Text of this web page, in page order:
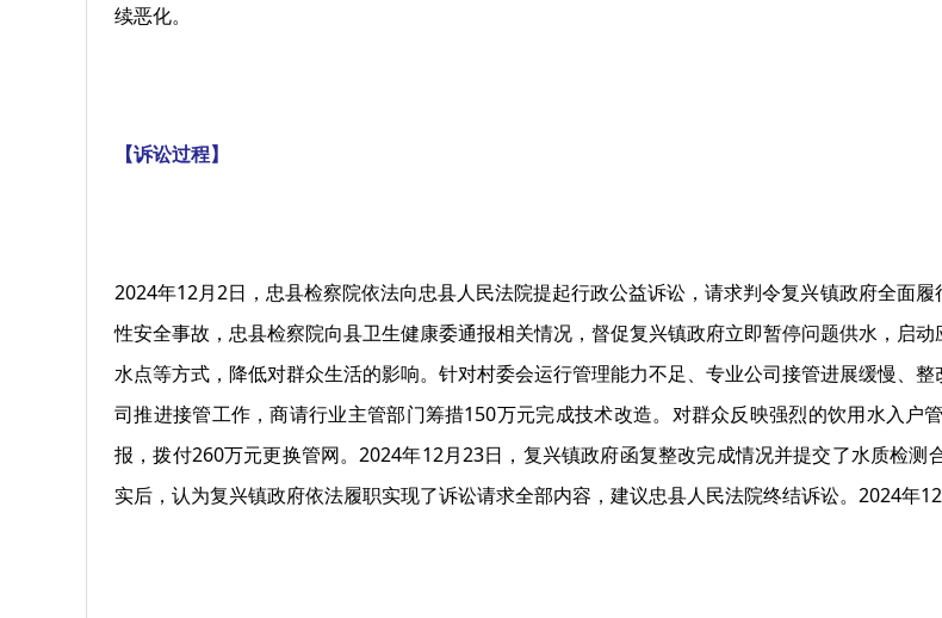
续恶化。
【诉讼过程】
2024年12月2日，忠县检察院依法向忠县人民法院提起行政公益诉讼，请求判令复兴镇政府全面
性安全事故，忠县检察院向县卫生健康委通报相关情况，督促复兴镇政府立即暂停问题供水，启
水点等方式，降低对群众生活的影响。针对村委会运行管理能力不足、专业公司接管进展缓慢、
司推进接管工作，商请行业主管部门筹措150万元完成技术改造。对群众反映强烈的饮用水入户
报，拨付260万元更换管网。2024年12月23日，复兴镇政府函复整改完成情况并提交了水质检测
实后，认为复兴镇政府依法履职实现了诉讼请求全部内容，建议忠县人民法院终结诉讼。2024年